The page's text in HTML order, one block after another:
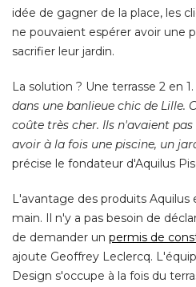
idée de gagner de la place, les
ne pouvaient espérer avoir une
sacrifier leur jardin.
La solution ? Une terrasse 2 en 1.
dans une banlieue chic de Lille.
coûte très cher. Ils n'avaient
avoir à la fois une piscine, un
précise le fondateur d'Aquilus
L'avantage des produits Aquilus
main. Il n'y a pas besoin de
de demander un permis de
ajoute Geoffrey Leclercq.
Design s'occupe à la fois du